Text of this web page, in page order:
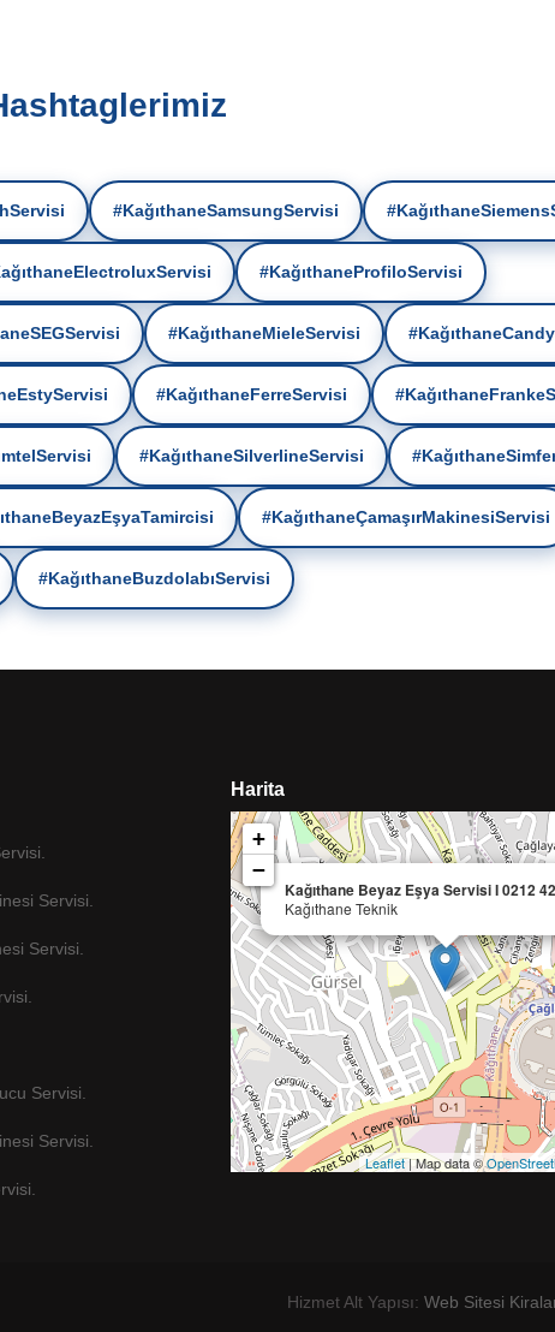
#KağıthaneSamsungServisi
#KağıthaneProfiloServisi
#KağıthaneMieleServisi
#KağıthaneFerreServisi
#KağıthaneSilverlineServisi
#KağıthaneÇamaşırMakinesiServisi
#KağıthaneBuzdolabıServisi
Servisi.
Servisi.
Servisi.
Servisi.
Harita
Kağıthane Beyaz Eşya Servisi I 0212
Kağıthane Teknik
+
−
Leaflet| Map data ©
Hizmet Alt Yapısı: Web Sitesi